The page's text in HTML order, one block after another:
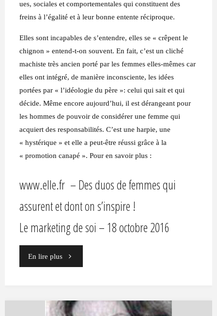
ues, sociales et comportementales qui constituent des
freins à l’égalité et à leur bonne entente réciproque.
Elles sont incapables de s’entendre, elles se « crêpent le
chignon » entend-t-on souvent. En fait, c’est un cliché
machiste très ancien porté par les femmes elles-mêmes car
elles ont intégré, de manière inconsciente, les idées
portées par « l’idéologie du père »: celui qui sait et qui
décide. Même encore aujourd’hui, il est dérangeant pour
les hommes de pouvoir de considérer une femme qui
acquiert des responsabilités. C’est une harpie, une
« hystérique » et elle a peut-être réussi grâce à la
« promotion canapé ». Pour en savoir plus :
www.elle.fr – Des duos de femmes qui
assurent et dont on s’inspire !
Le marketing de soi – 18 octobre 2016
En lire plus"Des
qui